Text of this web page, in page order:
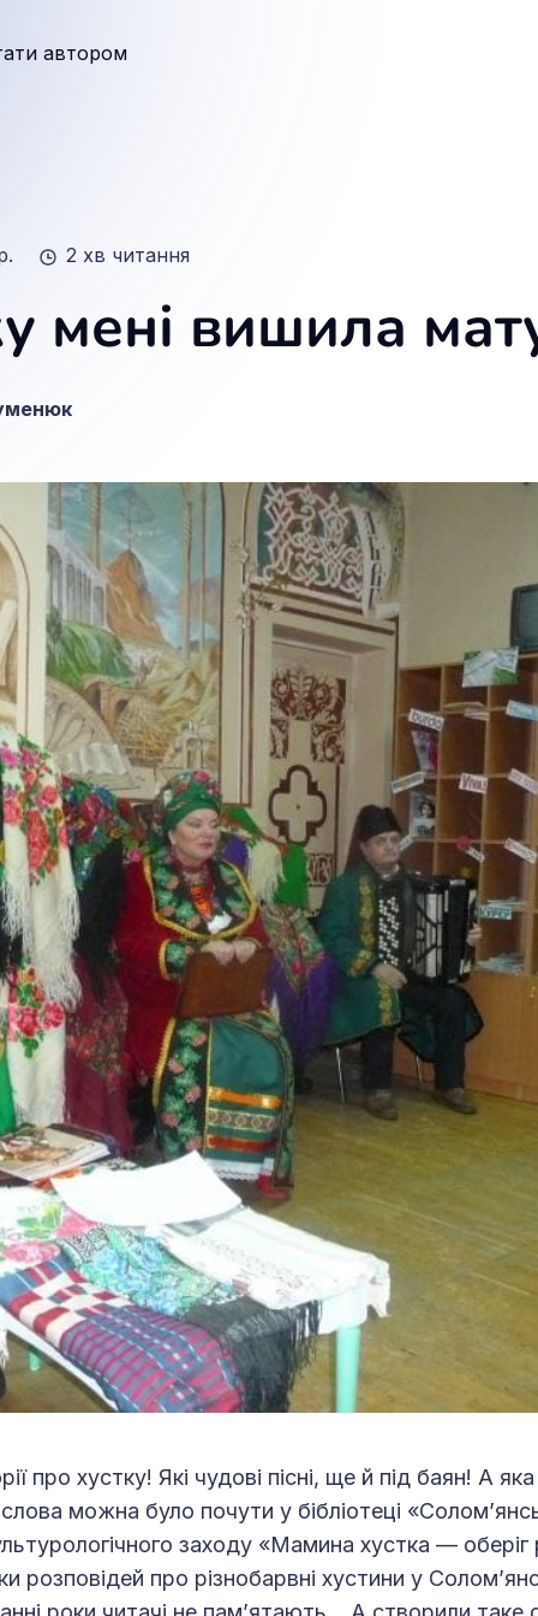
автором
2 хв читання
мені вишила
про хустку! Які чудові пісні, ще й під баян! А
слова можна було почути у бібліотеці
заходу «Мамина хустка — оберіг
розповідей про різнобарвні хустини у